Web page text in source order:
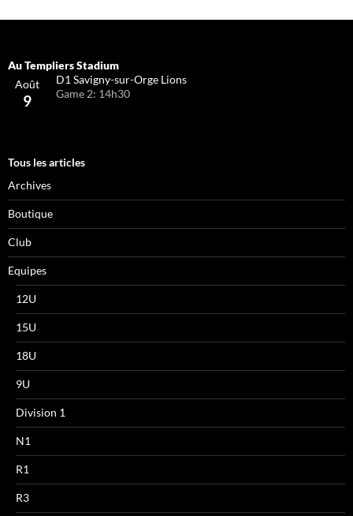
Août
9
D1 Savigny-sur-Orge Lions
Game 2: 14h30
Tous les articles
Archives
Boutique
Club
Equipes
12U
15U
18U
9U
Division 1
N1
R1
R3